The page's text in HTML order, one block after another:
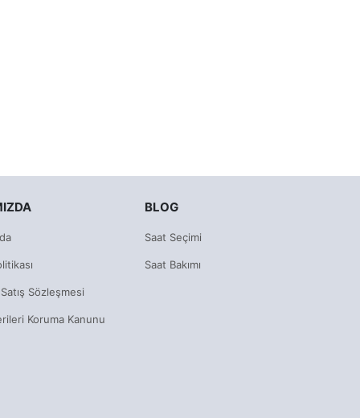
Sözleşmesi
Koruma Kanunu
BLOG
Saat Seçimi
Saat Bakımı